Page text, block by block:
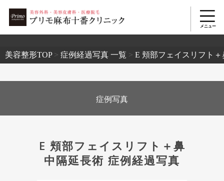
美容整形TOP> 症例経過写真 一覧 > E 頬部フェイスリフト
症例写真
E 頬部フェイスリフト＋鼻
中隔延長術 症例経過写真